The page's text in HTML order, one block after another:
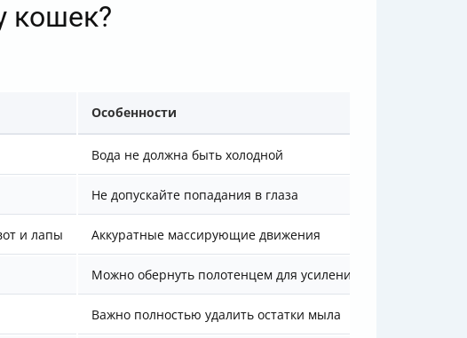
кошек?
Особенности
Вода не должна быть холодной
Не допускайте попадания в глаза
и лапы Аккуратные массирующие движения
Можно обернуть полотенцем для усиления эффекта
Важно полностью удалить остатки мыла